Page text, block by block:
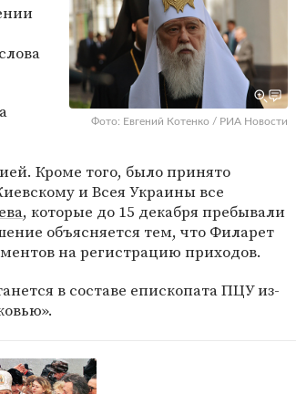
Фото: Евгений Котенко / РИА Новости
Кроме того, было принято
и Всея Украины все
, которые до 15 декабря пребывали
объясняется тем, что Филарет
на регистрацию приходов.
в составе епископата ПЦУ из-